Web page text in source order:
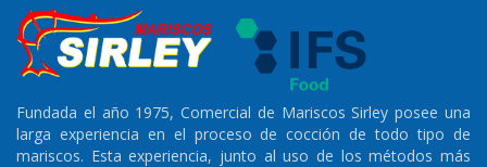
Fundada el año 1975, Comercial de Mariscos Sirley posee una
larga experiencia en el proceso de cocción de todo tipo de
mariscos. Esta experiencia, junto al uso de los métodos más